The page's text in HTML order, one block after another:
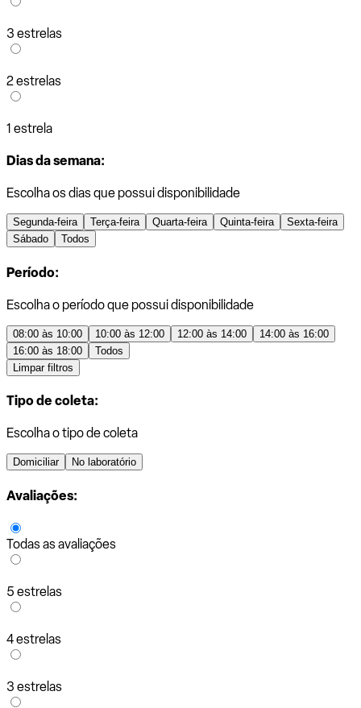
3 estrelas
2 estrelas
1 estrela
Dias da semana:
Escolha os dias que possui disponibilidade
Segunda-feira Terça-feira Quarta-feira Quinta-feira
Sexta-feira
Sábado
Todos
Período:
Escolha o período que possui disponibilidade
08:00 às 10:00 10:00 às 12:00 12:00 às 14:00
14:00 às 16:00
16:00 às 18:00
Todos
Limpar filtros
Tipo de coleta:
Escolha o tipo de coleta
Domiciliar No laboratório
Avaliações:
Todas as avaliações
5 estrelas
4 estrelas
3 estrelas